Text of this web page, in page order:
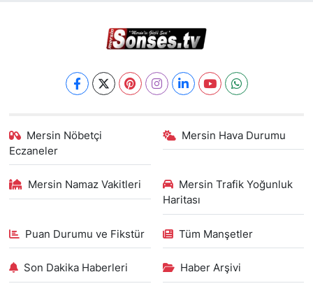
Mersin Nöbetçi
Eczaneler
Mersin Hava Durumu
Mersin Namaz Vakitleri
Mersin Trafik Yoğunluk
Haritası
Puan Durumu ve Fikstür Tüm Manşetler
Son Dakika Haberleri Haber Arşivi